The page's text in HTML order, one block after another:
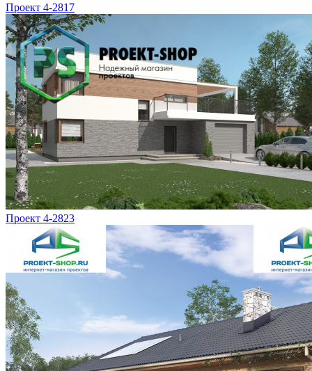
Проект 4-2817
Проект 4-2823